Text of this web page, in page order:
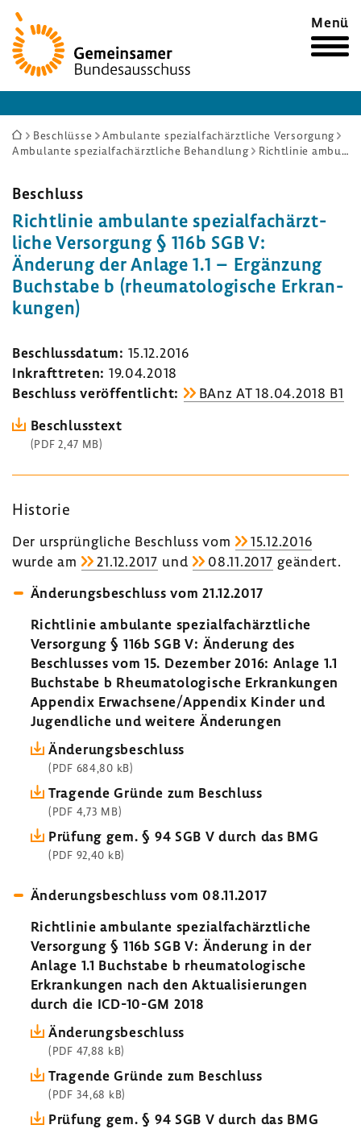
Zur
Startseite
Menü
Sie
sind
Beschlüsse
Ambulante spezialfachärztliche Versorgung
Ambulante spezialfachärztliche Behandlung
Richtlinie ambulante spezialfachärztliche Versorgung § 116b SGB V: Änderung der Anlage 1.1 – Ergänzung Buchstabe b (rheumatologische Erkrankungen)
Beschluss
Richt­linie ambu­lante spezi­al­fach­ärzt­
liche Versor­gung § 116b SGB V:
Ände­rung der Anlage 1.1 – Ergän­zung
Buch­stabe b (rheu­ma­to­lo­gi­sche Erkran­
kungen)
Beschluss­datum: 15.12.2016
Inkraft­treten: 19.04.2018
Beschluss veröf­fent­licht:
BAnz AT 18.04.2018 B1
Beschluss­text
(PDF 2,47 MB)
Historie
Der ursprüng­liche Beschluss vom
15.12.2016
wurde am
21.12.2017 und 08.11.2017 geän­dert.
Ände­rungs­be­schluss vom 21.12.2017
Richt­linie ambu­lante spezi­al­fach­ärzt­liche
Versor­gung § 116b SGB V: Ände­rung des
Beschlusses vom 15. Dezember 2016: Anlage 1.1
Buch­stabe b Rheu­ma­to­lo­gi­sche Erkran­kungen
Appendix Erwach­sene/Appendix Kinder und
Jugend­liche und weitere Ände­rungen
Ände­rungs­be­schluss
(PDF 684,80 kB)
Tragende Gründe zum Beschluss
(PDF 4,73 MB)
Prüfung gem. § 94 SGB V durch das BMG
(PDF 92,40 kB)
Ände­rungs­be­schluss vom 08.11.2017
Richt­linie ambu­lante spezi­al­fach­ärzt­liche
Versor­gung § 116b SGB V: Ände­rung in der
Anlage 1.1 Buch­stabe b rheu­ma­to­lo­gi­sche
Erkran­kungen nach den Aktua­li­sie­rungen
durch die ICD-​10-GM 2018
Ände­rungs­be­schluss
(PDF 47,88 kB)
Tragende Gründe zum Beschluss
(PDF 34,68 kB)
Prüfung gem. § 94 SGB V durch das BMG